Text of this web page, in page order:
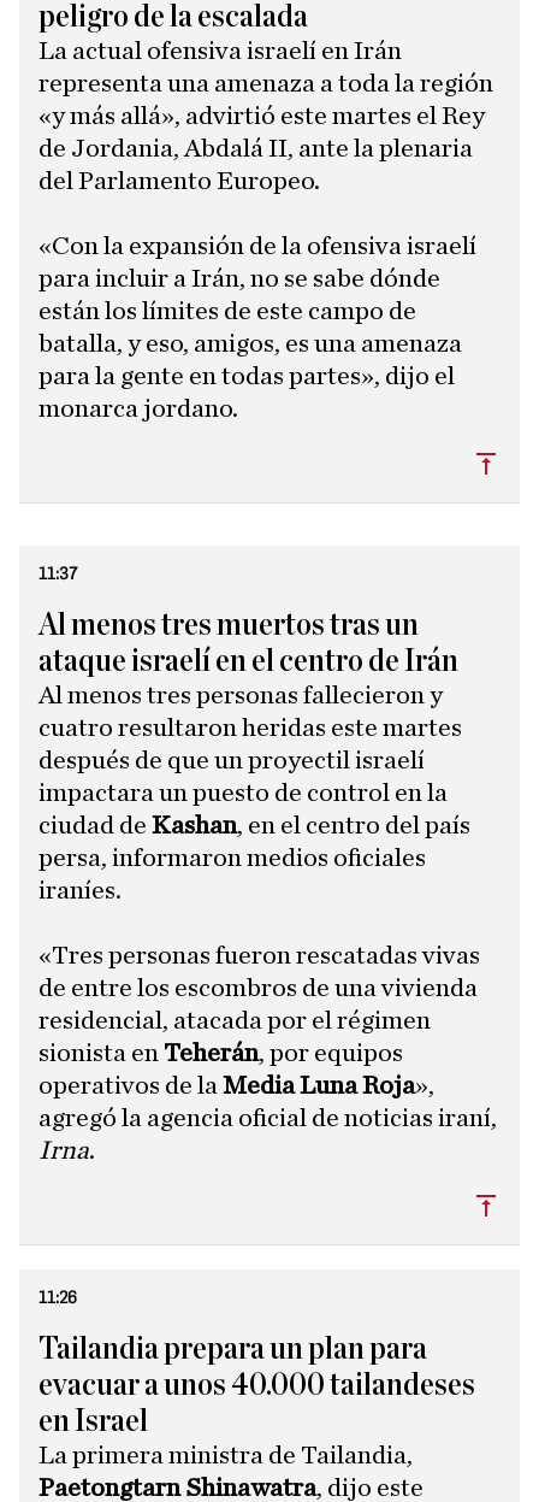
peligro de la escalada
La actual ofensiva israelí en Irán
representa una amenaza a toda la región
«y más allá», advirtió este martes el Rey
de Jordania, Abdalá II, ante la plenaria
del Parlamento Europeo.
«Con la expansión de la ofensiva israelí
para incluir a Irán, no se sabe dónde
están los límites de este campo de
batalla, y eso, amigos, es una amenaza
para la gente en todas partes», dijo el
monarca jordano.
11:37
Al menos tres muertos tras un
ataque israelí en el centro de Irán
Al menos tres personas fallecieron y
cuatro resultaron heridas este martes
después de que un proyectil israelí
impactara un puesto de control en la
ciudad de Kashan, en el centro del país
persa, informaron medios oficiales
iraníes.
«Tres personas fueron rescatadas vivas
de entre los escombros de una vivienda
residencial, atacada por el régimen
sionista en Teherán, por equipos
operativos de la Media Luna Roja»,
agregó la agencia oficial de noticias iraní,
Irna.
11:26
Tailandia prepara un plan para
evacuar a unos 40.000 tailandeses
en Israel
La primera ministra de Tailandia,
Paetongtarn Shinawatra, dijo este